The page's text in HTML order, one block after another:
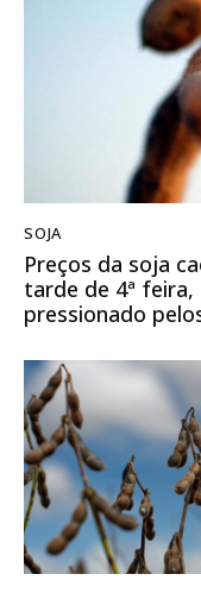
SOJA
Preços da soja
tarde de 4ª
pressionado